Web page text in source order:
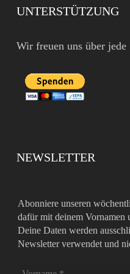
UNTERSTÜTZUNG
Wir freuen uns über
NEWSLETTER
Abonniere unseren
dafür mit deinem Vornamen
Deine Daten werden
Newsletter verwendet und